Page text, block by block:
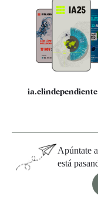
Quiénes somos
Especificaciones
Apúntate
está